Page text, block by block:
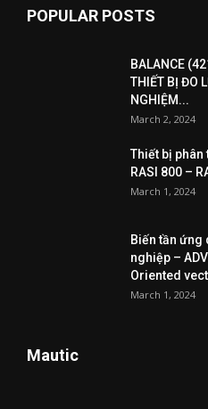
POPULAR POSTS
BALANCE
THIẾT BỊ ĐO
NGHIỆM...
March 2, 2024
Thiết bị
RASI 800 –
March 1, 2024
Biến tần
nghiệp –
Oriented
March 1, 2024
Mautic